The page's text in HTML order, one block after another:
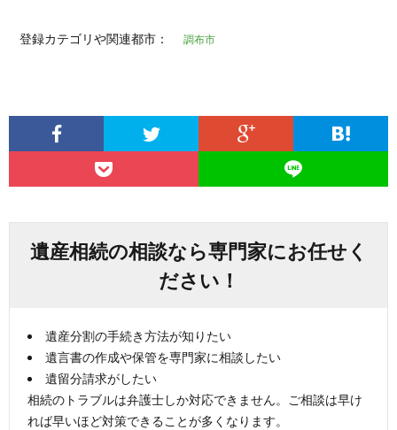
登録カテゴリや関連都市： 調布市
遺産相続の相談なら専門家にお任せく
ださい！
遺産分割の手続き方法が知りたい
遺言書の作成や保管を専門家に相談したい
遺留分請求がしたい
相続のトラブルは弁護士しか対応できません。ご相談は早け
れば早いほど対策できることが多くなります。